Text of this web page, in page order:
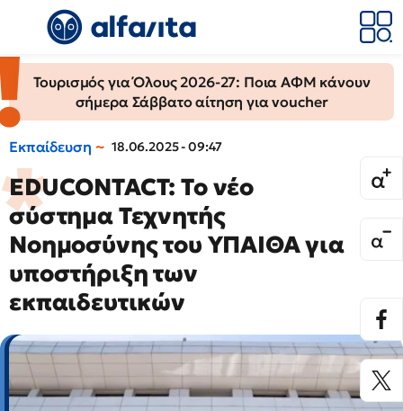
Τουρισμός για Όλους 2026-27: Ποια ΑΦΜ κάνουν
σήμερα Σάββατο αίτηση για voucher
Εκπαίδευση 18.06.2025 - 09:47
EDUCONTACT: Το νέο
σύστημα Τεχνητής
Νοημοσύνης του ΥΠΑΙΘΑ για
υποστήριξη των
εκπαιδευτικών